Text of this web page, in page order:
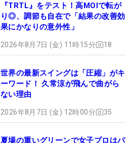
『TRTL』をテスト！高MOIで転が
り◎、調節も自在で「結果の改善効
果にかなりの意外性」
2026年8月7日 (金) 11時15分 18
世界の最新スイングは「圧縮」がキ
ーワード！ 久常涼が飛んで曲がら
ない理由
2026年8月7日 (金) 12時00分 35
夏場の重いグリーンで女子プロはパ